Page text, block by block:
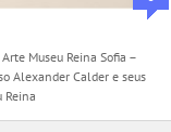
Museu Reina Sofia –
Alexander Calder e seus
Reina